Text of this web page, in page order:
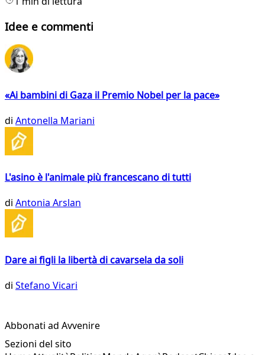
Idee e commenti
«Ai bambini di Gaza il Premio Nobel per la pace»
di Antonella Mariani
L'asino è l'animale più francescano di tutti
di Antonia Arslan
Dare ai figli la libertà di cavarsela da soli
di Stefano Vicari
Abbonati ad Avvenire
Sezioni del sito